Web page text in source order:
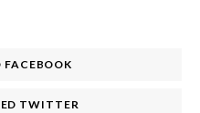
FACEBOOK
TWITTER